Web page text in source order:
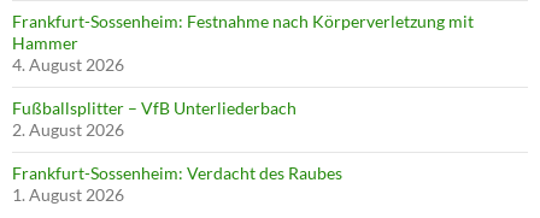
Frankfurt-Sossenheim: Festnahme nach Körperverletzung mit
Hammer
4. August 2026
Fußballsplitter – VfB Unterliederbach
2. August 2026
Frankfurt-Sossenheim: Verdacht des Raubes
1. August 2026